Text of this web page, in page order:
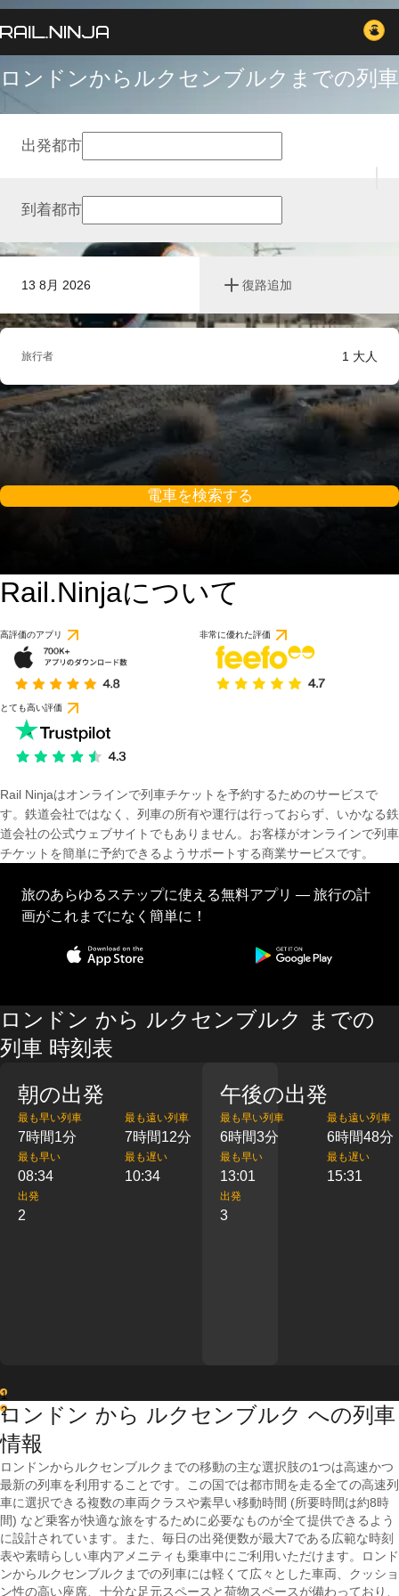
ロンドンからルクセンブルクまでの列車
13 8月 2026 復路追加
出発都市
到着都市
旅行者 1 大人
電車を検索する
Rail.Ninjaについて
高評価のアプリ 非常に優れた評価
とても高い評価
Rail Ninjaはオンラインで列車チケットを予約するためのサービスで
す。鉄道会社ではなく、列車の所有や運行は行っておらず、いかなる鉄
道会社の公式ウェブサイトでもありません。お客様がオンラインで列車
チケットを簡単に予約できるようサポートする商業サービスです。
旅のあらゆるステップに使える無料アプリ — 旅行の計
画がこれまでになく簡単に！
ロンドン から ルクセンブルク までの
列車 時刻表
朝の出発
最も早い列車
7時間1分
最も遠い列車
7時間12分
最も早い
08:34
最も遅い
10:34
出発
2
午後の出発
最も早い列車
6時間3分
最も遠い列車
6時間48分
最も早い
13:01
最も遅い
15:31
出発
3
1
2
ロンドン から ルクセンブルク への列車
情報
ロンドンからルクセンブルクまでの移動の主な選択肢の1つは高速かつ
最新の列車を利用することです。この国では都市間を走る全ての高速列
車に選択できる複数の車両クラスや素早い移動時間 (所要時間は約8時
間) など乗客が快適な旅をするために必要なものが全て提供できるよう
に設計されています。また、毎日の出発便数が最大7である広範な時刻
表や素晴らしい車内アメニティも乗車中にご利用いただけます。ロンド
ンからルクセンブルクまでの列車には軽くて広々とした車両、クッショ
ン性の高い座席、十分な足元スペースと荷物スペースが備わっており、